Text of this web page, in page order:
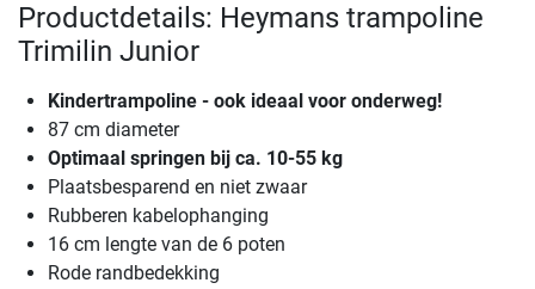
Productdetails: Heymans trampoline
Trimilin Junior
Kindertrampoline - ook ideaal voor onderweg!
87 cm diameter
Optimaal springen bij ca. 10-55 kg
Plaatsbesparend en niet zwaar
Rubberen kabelophanging
16 cm lengte van de 6 poten
Rode randbedekking